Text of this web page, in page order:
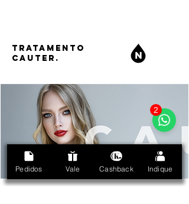
TRATAMENTO
CAUTER.
Pedidos Vale Cashback Indique
2